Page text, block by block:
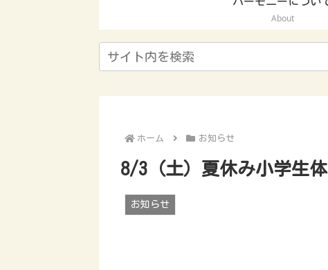
About
ホーム お知らせ
8/3（土）夏休み小学生
お知らせ